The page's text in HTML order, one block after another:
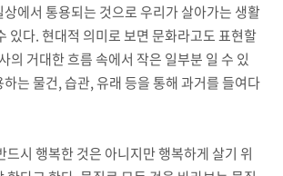
에서 통용되는 것으로 우리가 살아가는 생활
있다. 현대적 의미로 보면 문화라고도 표현할
의 거대한 흐름 속에서 작은 일부분 일 수 있
는 물건, 습관, 유래 등을 통해 과거를 들여다
드시 행복한 것은 아니지만 행복하게 살기 위